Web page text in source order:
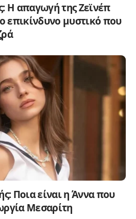
Η απαγωγή της Ζεϊνέπ
επικίνδυνο μυστικό που
Ποια είναι η Άννα που
Μεσαρίτη